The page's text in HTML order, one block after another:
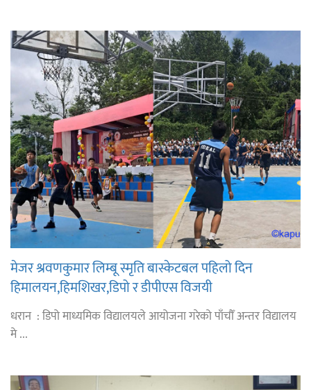
मेजर श्रवणकुमार लिम्बू स्मृति बास्केटबल पहिलो दिन
हिमालयन,हिमशिखर,डिपो र डीपीएस विजयी
धरान : डिपो माध्यमिक विद्यालयले आयोजना गरेको पाँचौँ अन्तर विद्यालय
मे ...